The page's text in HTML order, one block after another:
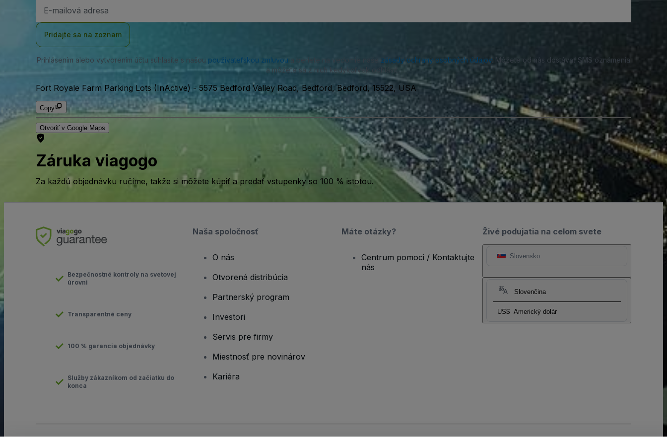
mailová
Pridajte sa na zoznam
Prihlásením alebo vytvorením účtu súhlasíte s našou používateľskou zmluvou zásady ochrany osobných údajov. Môžete od nás dostávať SMS oznámenia
a môžete sa z nich kedykoľvek odhlásiť.
Fort Royale Farm Parking Lots (InActive) - 5575 Bedford Valley Road, Bedford, Bedford, 15522, USA
Copy
Otvoriť v Google Maps
Záruka viagogo
Za každú objednávku ručíme, takže si môžete kúpiť a predať vstupenky so 100 % istotou.
Živé podujatia na celom svete
Slovensko
Slovenčina
US$ Americký dolár
Bezpečnostné kontroly na svetovej
úrovni
Transparentné ceny
100 % garancia objednávky
Služby zákazníkom od začiatku do
konca
Naša spoločnosť
O nás
Otvorená distribúcia
Partnerský program
Investori
Servis pre firmy
Miestnosť pre novinárov
Kariéra
Máte otázky?
Centrum pomoci / Kontaktujte
nás